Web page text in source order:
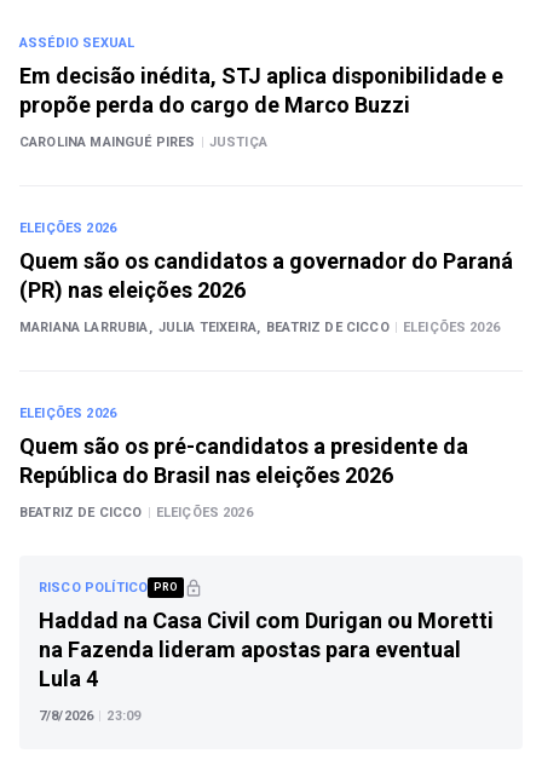
ASSÉDIO SEXUAL
Em decisão inédita, STJ aplica disponibilidade e
propõe perda do cargo de Marco Buzzi
CAROLINA MAINGUÉ PIRES | JUSTIÇA
ELEIÇÕES 2026
Quem são os candidatos a governador do Paraná
(PR) nas eleições 2026
MARIANA LARRUBIA, JULIA TEIXEIRA, BEATRIZ DE CICCO | ELEIÇÕES 2026
ELEIÇÕES 2026
Quem são os pré-candidatos a presidente da
República do Brasil nas eleições 2026
BEATRIZ DE CICCO | ELEIÇÕES 2026
RISCO POLÍTICO PRO
Haddad na Casa Civil com Durigan ou Moretti
na Fazenda lideram apostas para eventual
Lula 4
7/8/2026 | 23:09